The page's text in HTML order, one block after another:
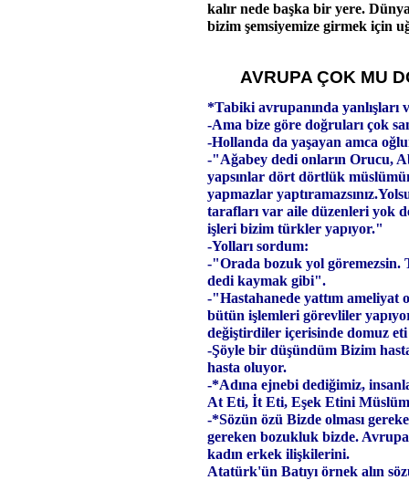
kalır nede başka bir yere.
bizim şemsiyemize girmek için
AVRUPA ÇOK MU
*Tabiki avrupanında
-Ama bize göre doğruları çok
-Hollanda da yaşayan amca
-"Ağabey dedi onların Orucu,
yapsınlar dört dörtlük
yapmazlar
tarafları var aile düzenleri yok
işleri bizim türkler yapıyor."
-Yolları sordum:
-"Orada bozuk yol göremezsin.
dedi kaymak gibi".
-"Hastahanede yattım ameliyat
bütün işlemleri görevliler
değiştirdiler içerisinde domuz
-Şöyle bir düşündüm Bizim
hasta oluyor.
-*Adına ejnebi dediğimiz,
At Eti, İt Eti, Eşek Etini
-*Sözün özü Bizde olması
gereken bozukluk bizde.
kadın erkek ilişkilerini.
Atatürk'ün Batıyı örnek alın